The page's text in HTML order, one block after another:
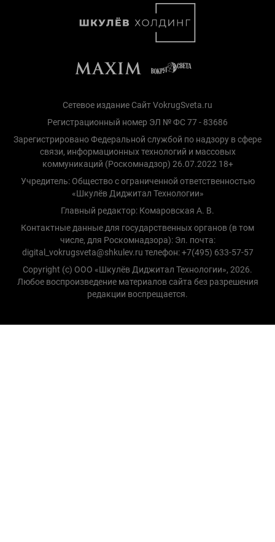
Сетевое издание Сайт VokrugSveta.ru
Регистрационный номер ЭЛ № ФС 77 - 83686
Зарегистрировано Федеральной службой по надзору в сфере
связи, информационных технологий и массовых
коммуникаций (Роскомнадзор) 26.07.2022 18+
Учредитель: Общество с ограниченной ответственностью
«Шкулёв Диджитал Технологии»
Главный редактор: Комаровская А. В.
Контактные данные для государственных органов (в том
числе, для Роскомнадзора): Эл. почта:
digital_vokrugsveta@shkulev.ru телефон: +7(495) 633-57-57
Copyright (с) ООО «Шкулёв Диджитал Технологии», 2026.
Любое воспроизведение материалов сайта без разрешения
редакции воспрещается.